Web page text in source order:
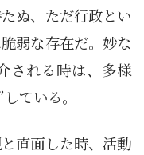
ぬ、ただ行政とい
弱な存在だ。妙な
される時は、多様
ている。
直面した時、活動